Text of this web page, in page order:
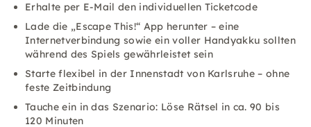
Erhalte per E-Mail den individuellen Ticketcode
Lade die „Escape This!“ App herunter – eine
Internetverbindung sowie ein voller Handyakku sollten
während des Spiels gewährleistet sein
Starte flexibel in der Innenstadt von Karlsruhe – ohne
feste Zeitbindung
Tauche ein in das Szenario: Löse Rätsel in ca. 90 bis
120 Minuten